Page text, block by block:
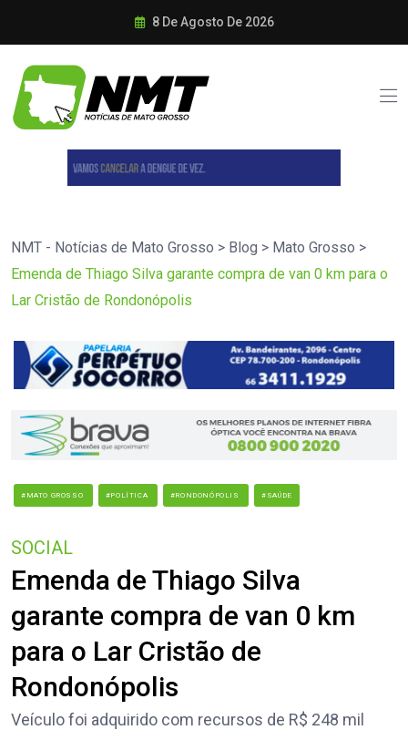
8 De Agosto De 2026
NMT - Notícias de Mato Grosso > Blog > Mato Grosso >
Emenda de Thiago Silva garante compra de van 0 km para o
Lar Cristão de Rondonópolis
#MATO GROSSO #POLÍTICA #RONDONÓPOLIS #SAÚDE
SOCIAL
Emenda de Thiago Silva
garante compra de van 0 km
para o Lar Cristão de
Rondonópolis
Veículo foi adquirido com recursos de R$ 248 mil